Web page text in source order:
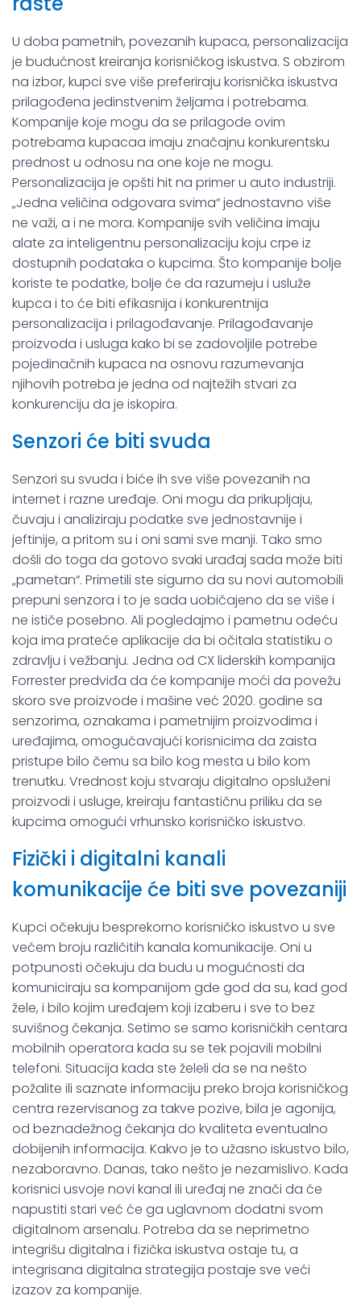
U doba pametnih, povezanih kupaca, personalizacija
je budućnost kreiranja korisničkog iskustva. S obzirom
na izbor, kupci sve više preferiraju korisnička iskustva
prilagođena jedinstvenim željama i potrebama.
Kompanije koje mogu da se prilagode ovim
potrebama kupacaa imaju značajnu konkurentsku
prednost u odnosu na one koje ne mogu.
Personalizacija je opšti hit na primer u auto industriji.
„Jedna veličina odgovara svima“ jednostavno više
ne važi, a i ne mora. Kompanije svih veličina imaju
alate za inteligentnu personalizaciju koju crpe iz
dostupnih podataka o kupcima. Što kompanije bolje
koriste te podatke, bolje će da razumeju i usluže
kupca i to će biti efikasnija i konkurentnija
personalizacija i prilagođavanje. Prilagođavanje
proizvoda i usluga kako bi se zadovoljile potrebe
pojedinačnih kupaca na osnovu razumevanja
njihovih potreba je jedna od najtežih stvari za
konkurenciju da je iskopira.
Senzori će biti svuda
Senzori su svuda i biće ih sve više povezanih na
internet i razne uređaje. Oni mogu da prikupljaju,
čuvaju i analiziraju podatke sve jednostavnije i
jeftinije, a pritom su i oni sami sve manji. Tako smo
došli do toga da gotovo svaki urađaj sada može biti
„pametan“. Primetili ste sigurno da su novi automobili
prepuni senzora i to je sada uobičajeno da se više i
ne ističe posebno. Ali pogledajmo i pametnu odeću
koja ima prateće aplikacije da bi očitala statistiku o
zdravlju i vežbanju. Jedna od CX liderskih kompanija
Forrester predviđa da će kompanije moći da povežu
skoro sve proizvode i mašine već 2020. godine sa
senzorima, oznakama i pametnijim proizvodima i
uređajima, omogućavajući korisnicima da zaista
pristupe bilo čemu sa bilo kog mesta u bilo kom
trenutku. Vrednost koju stvaraju digitalno opsluženi
proizvodi i usluge, kreiraju fantastičnu priliku da se
kupcima omogući vrhunsko korisničko iskustvo.
Fizički i digitalni kanali
komunikacije će biti sve povezaniji
Kupci očekuju besprekorno korisničko iskustvo u sve
većem broju različitih kanala komunikacije. Oni u
potpunosti očekuju da budu u mogućnosti da
komuniciraju sa kompanijom gde god da su, kad god
žele, i bilo kojim uređajem koji izaberu i sve to bez
suvišnog čekanja. Setimo se samo korisničkih centara
mobilnih operatora kada su se tek pojavili mobilni
telefoni. Situacija kada ste želeli da se na nešto
požalite ili saznate informaciju preko broja korisničkog
centra rezervisanog za takve pozive, bila je agonija,
od beznadežnog čekanja do kvaliteta eventualno
dobijenih informacija. Kakvo je to užasno iskustvo bilo,
nezaboravno. Danas, tako nešto je nezamislivo. Kada
korisnici usvoje novi kanal ili uređaj ne znači da će
napustiti stari već će ga uglavnom dodatni svom
digitalnom arsenalu. Potreba da se neprimetno
integrišu digitalna i fizička iskustva ostaje tu, a
integrisana digitalna strategija postaje sve veći
izazov za kompanije.